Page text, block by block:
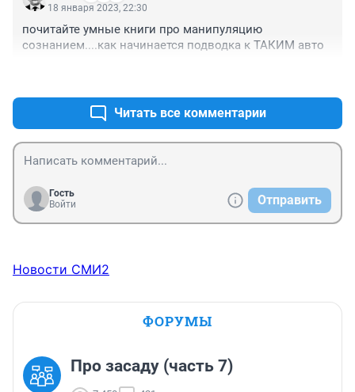
18 января 2023, 22:30
почитайте умные книги про манипуляцию
сознанием....как начинается подводка к ТАКИМ авто
Читать все комментарии
Гость
Войти
Отправить
Новости СМИ2
ФОРУМЫ
Про засаду (часть 7)